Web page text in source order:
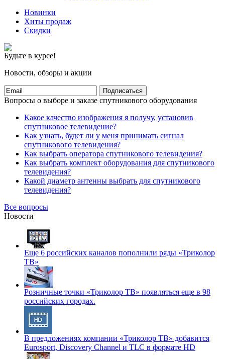
Новинки
Хиты продаж
Скидки
Будьте в курсе!
Новости, обзоры и акции
Подписаться
Вопросы о выборе и заказе спутникового оборудования
Какое качество изображения я получу, установив
спутниковое телевидение?
Как узнать, будет ли у меня принимать сигнал
спутникового телевидения?
Как выбрать оператора спутникового телевидения?
Как выбрать комплект оборудования для спутникового
телевидения?
Какой диаметр антенны выбрать для спутникового
телевидения?
Все вопросы
Новости
Еще 6 российских каналов пополнили ряды «Триколор
ТВ»
Розничные точки «Триколор ТВ» появляться еще в 98
российских городах.
В предложениях компании «Триколор ТВ» добавится
Eurosport, Discovery Channel и TLC в формате HD